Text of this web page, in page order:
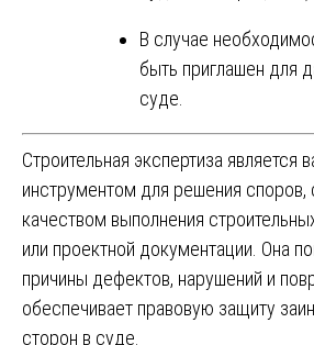
В случае
быть приглашен для
суде.
Строительная экспертиза является
инструментом для решения споров,
качеством выполнения
или проектной документации. Она
причины дефектов, нарушений и
обеспечивает правовую защиту
сторон в суде.